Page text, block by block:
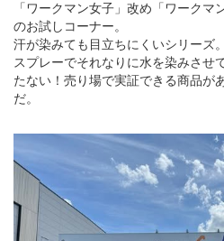
「ワークマン女子」改め「ワーク
のお試しコーナー。
汗が染みても目立ちにくいシリーズ。
スプレーでそれなりに水を染みさせ
たない！売り場で実証できる商品が
だ。